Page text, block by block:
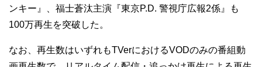
ンキー』、福士蒼汰主演『東京P.D. 警視庁広報2係』も
100万再生を突破した。
なお、再生数はいずれもTVerにおけるVODのみの番組動